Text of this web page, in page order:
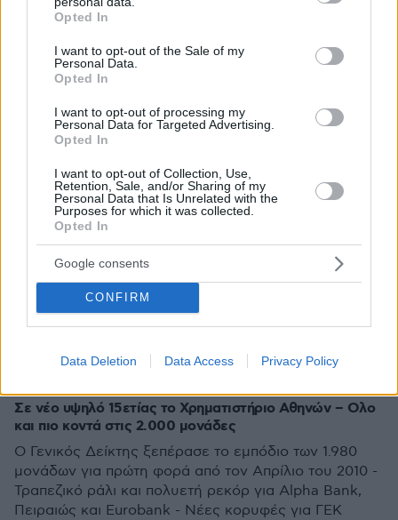
grant or deny consent to Google and its third-party tags to
use your data for below specified purposes in below Google
consent section.
Opted In
I want to opt-out of the Sale of my
Personal Data.
Opted In
I want to opt-out of processing my
Personal Data for Targeted Advertising.
Opted In
I want to opt-out of Collection, Use,
Retention, Sale, and/or Sharing of my
Personal Data that Is Unrelated with the
Purposes for which it was collected.
Opted In
Google consents
CONFIRM
Data Deletion Data Access Privacy Policy
Σε νέο υψηλό 15ετίας το Χρηματιστήριο Αθηνών – Ολο
και πιο κοντά στις 2.000 μονάδες
Ο Γενικός Δείκτης ξεπέρασε το εμπόδιο των 1.980
μονάδων για πρώτη φορά από τον Απρίλιο του 2010 -
Τραπεζικό ράλι και πολυετή ρεκόρ για Alpha Bank,
Πειραιώς και Eurobank - Νέες κορυφές για ΓΕΚ